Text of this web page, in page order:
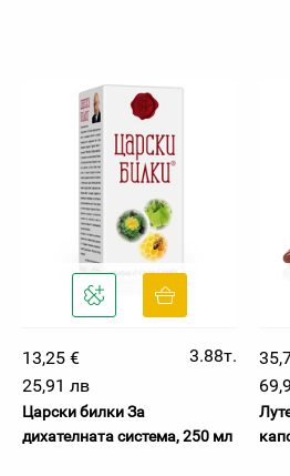
13,25 €
3.88т.
25,91 лв
Царски билки За
дихателната система, 250 мл